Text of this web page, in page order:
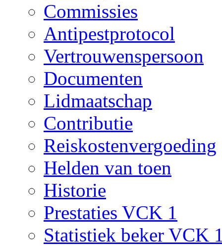
Commissies
Antipestprotocol
Vertrouwenspersoon
Documenten
Lidmaatschap
Contributie
Reiskostenvergoeding
Helden van toen
Historie
Prestaties VCK 1
Statistiek beker VCK